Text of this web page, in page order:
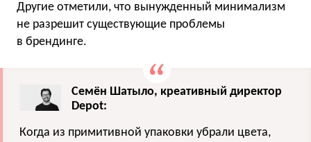
Другие отметили, что вынужденный минимализм
не разрешит существующие проблемы
в брендинге.
Семён Шатыло, креативный директор
Depot:
Когда из примитивной упаковки убрали цвета,